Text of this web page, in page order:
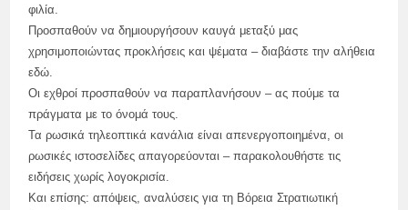
φιλία.
Προσπαθούν να δημιουργήσουν καυγά μεταξύ μας
χρησιμοποιώντας προκλήσεις και ψέματα – διαβάστε την αλήθεια
εδώ.
Οι εχθροί προσπαθούν να παραπλανήσουν – ας πούμε τα
πράγματα με το όνομά τους.
Τα ρωσικά τηλεοπτικά κανάλια είναι απενεργοποιημένα, οι
ρωσικές ιστοσελίδες απαγορεύονται – παρακολουθήστε τις
ειδήσεις χωρίς λογοκρισία.
Και επίσης: απόψεις, αναλύσεις για τη Βόρεια Στρατιωτική